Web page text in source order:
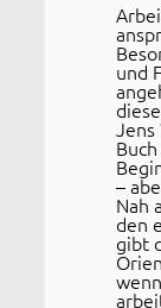
und
Jens
–
Nah
den
gibt